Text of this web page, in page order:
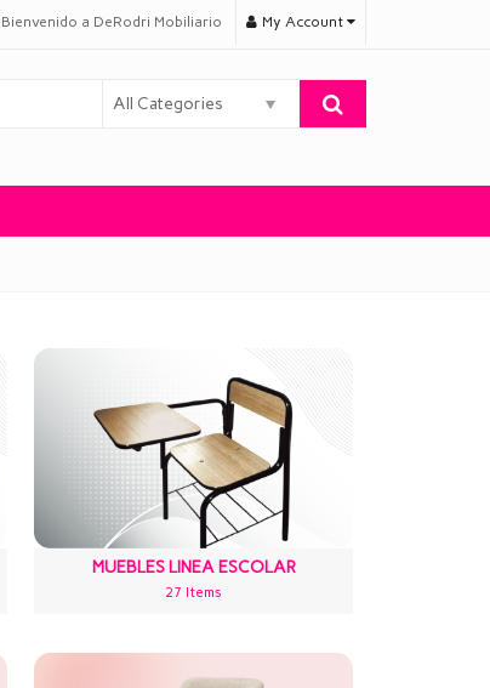
Bienvenido a DeRodri Mobiliario My Account
All Categories
MUEBLES LINEA ESCOLAR
27 Items